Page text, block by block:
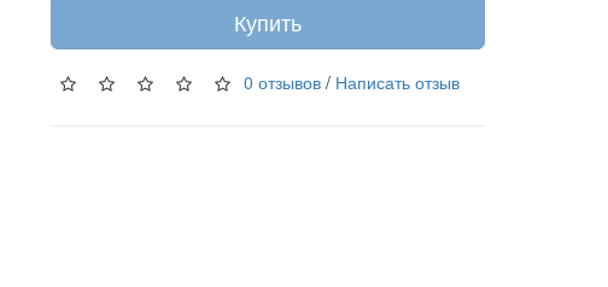
Купить
0 отзывов / Написать отзыв